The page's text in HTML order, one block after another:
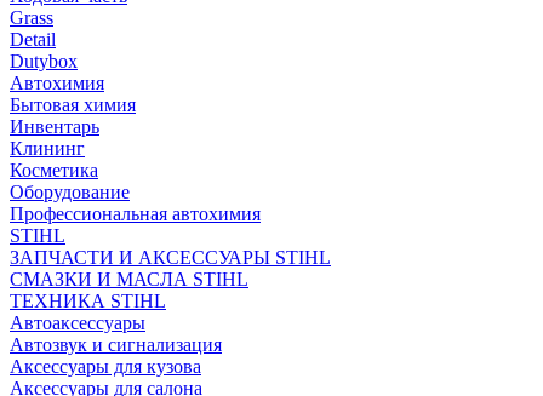
Grass
Detail
Dutybox
Автохимия
Бытовая химия
Инвентарь
Клининг
Косметика
Оборудование
Профессиональная автохимия
STIHL
ЗАПЧАСТИ И АКСЕССУАРЫ STIHL
СМАЗКИ И МАСЛА STIHL
ТЕХНИКА STIHL
Автоаксессуары
Автозвук и сигнализация
Аксессуары для кузова
Аксессуары для салона